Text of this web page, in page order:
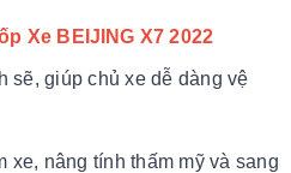
Xe BEIJING X7 2022
sẽ, giúp chủ xe dễ dàng vệ
xe, nâng tính thấm mỹ và sang